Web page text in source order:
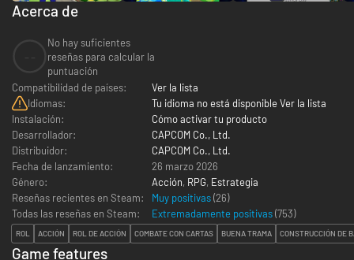
Acerca de
No hay suficientes
reseñas para calcular la
puntuación
Compatibilidad de países:
Ver la lista
Idiomas:
Tu idioma no está disponible Ver la lista
Instalación:
Cómo activar tu producto
Desarrollador:
CAPCOM Co., Ltd.
Distribuidor:
CAPCOM Co., Ltd.
Fecha de lanzamiento:
26 marzo 2026
Género:
Acción, RPG, Estrategia
Reseñas recientes en Steam:
Muy positivas(26)
Todas las reseñas en Steam:
Extremadamente positivas(753)
ROL ACCIÓN ROL DE ACCIÓN COMBATE CON CARTAS BUENA TRAMA CONSTRUCCIÓN DE
Game features